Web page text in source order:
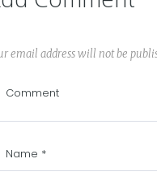
email address will not be